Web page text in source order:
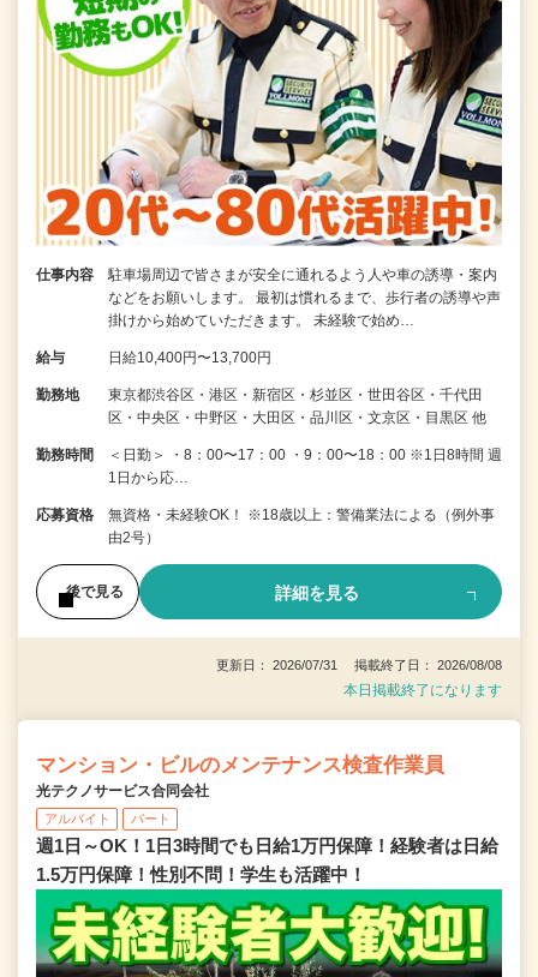
仕事内容
駐車場周辺で皆さまが安全に通れるよう人や車の誘導・案内
などをお願いします。 最初は慣れるまで、歩行者の誘導や声
掛けから始めていただきます。 未経験で始め…
給与 日給10,400円〜13,700円
勤務地
東京都渋谷区・港区・新宿区・杉並区・世田谷区・千代田
区・中央区・中野区・大田区・品川区・文京区・目黒区 他
勤務時間
＜日勤＞ ・8：00〜17：00 ・9：00〜18：00 ※1日8時間 週
1日から応…
応募資格
無資格・未経験OK！ ※18歳以上：警備業法による（例外事
由2号）
後で見る 詳細を見る
更新日： 2026/07/31 掲載終了日： 2026/08/08
本日掲載終了になります
マンション・ビルのメンテナンス検査作業員
光テクノサービス合同会社
アルバイト パート
週1日～OK！1日3時間でも日給1万円保障！経験者は日給
1.5万円保障！性別不問！学生も活躍中！